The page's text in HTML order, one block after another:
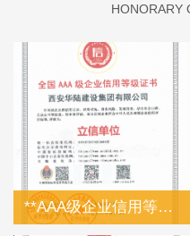
HONORARY
**AAA级企业信用等级证书